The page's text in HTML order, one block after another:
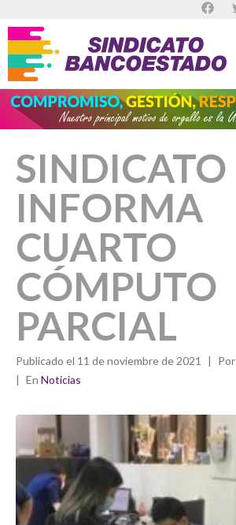
SINDICATO
INFORMA
CUARTO
CÓMPUTO
PARCIAL
Publicado el 11 de noviembre de 2021 Por
En Noticias